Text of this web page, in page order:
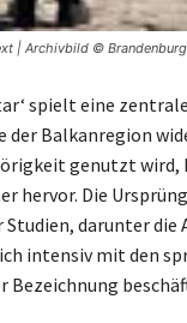
| Archivbild ©
spielt eine
Balkanregion
genutzt wird,
hervor. Die
darunter die
intensiv mit den
Bezeichnung